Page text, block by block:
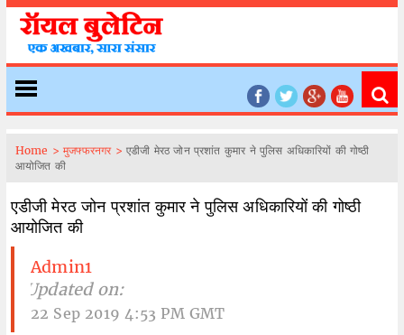
Home > मुजफ्फरनगर > एडीजी मेरठ जोन प्रशांत कुमार ने पुलिस अधिकारियों की गोष्ठी
आयोजित की
एडीजी मेरठ जोन प्रशांत कुमार ने पुलिस अधिकारियों की गोष्ठी
आयोजित की
Admin1
| Updated on:
22 Sep 2019 4:53 PM GMT